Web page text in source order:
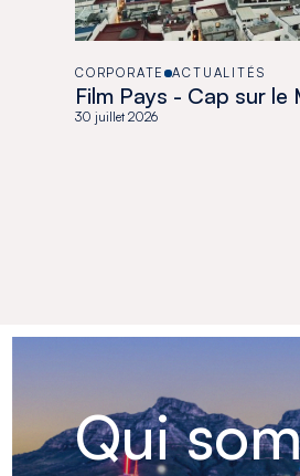
CORPORATE ACTUALITÉS
Film Pays - Cap sur le
30 juillet 2026
Qui